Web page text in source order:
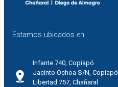
Estamos ubicados en
Infante 740, Copiapó
Jacinto Ochoa S/N, Copiapó
Libertad 757, Chañaral